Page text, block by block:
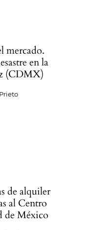
mercado.
en la
(CDMX)
de alquiler
al Centro
de México